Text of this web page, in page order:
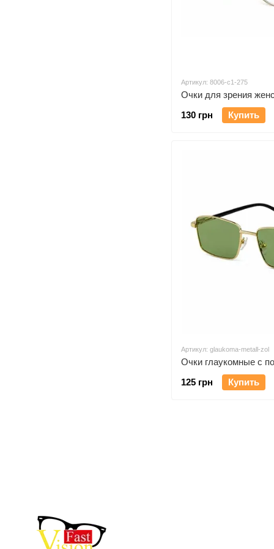
Артикул: 8006-c1-275
Очки для зрения
130 грн
Купить
Артикул: glaukoma-metall-zol
Очки глаукомные с
125 грн
Купить